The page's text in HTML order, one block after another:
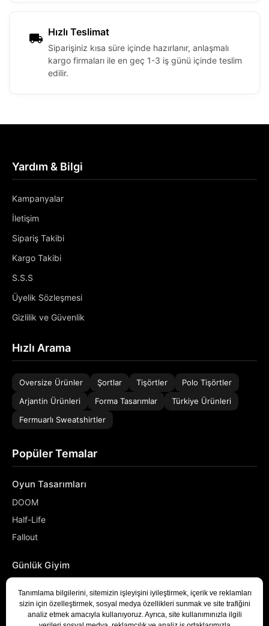
Hızlı Teslimat
Siparişiniz kısa süre içinde hazırlanır, anlaşmalı
kargo firmaları ile en geç 1-3 iş günü içinde teslim
edilir.
Yardım & Bilgi
Kampanyalar
İletişim
Sipariş Takibi
Kargo Takibi
S.S.S
Üyelik Sözleşmesi
Gizlilik ve Güvenlik
Hızlı Arama
Oversize Ürünler Şortlar Tişörtler
Polo Tişörtler
Arjantin Ürünleri
Forma Tasarımlar
Türkiye Ürünleri
Fermuarlı Sweatshirtler
Popüler Temalar
Oyun Tasarımları
DOOM
Half-Life
Fallout
Günlük Giyim
Denizci
Developer